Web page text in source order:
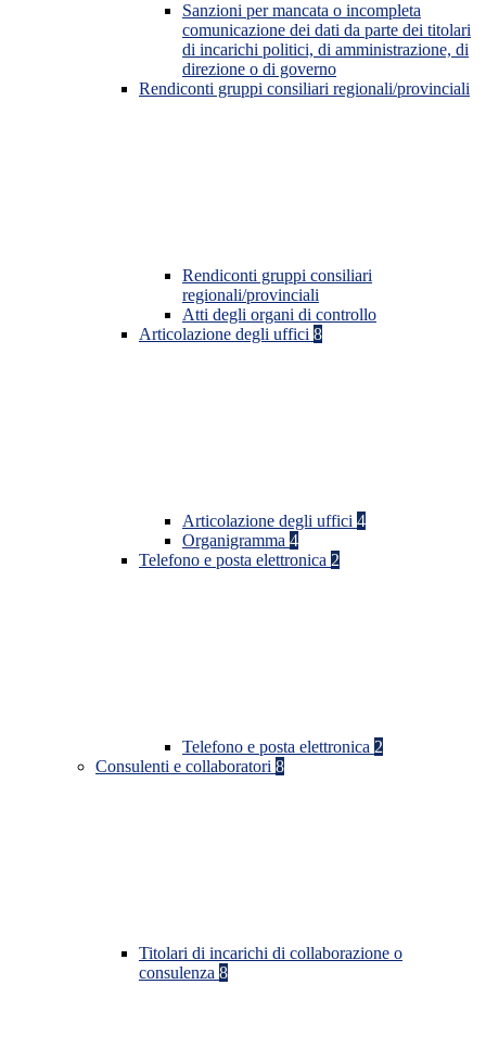
Sanzioni per mancata o incompleta
comunicazione dei dati da parte dei titolari
di incarichi politici, di amministrazione, di
direzione o di governo
Rendiconti gruppi consiliari regionali/provinciali
Rendiconti gruppi consiliari
regionali/provinciali
Atti degli organi di controllo
Articolazione degli uffici 8
Articolazione degli uffici 4
Organigramma 4
Telefono e posta elettronica 2
Telefono e posta elettronica 2
Consulenti e collaboratori 8
Titolari di incarichi di collaborazione o
consulenza 8